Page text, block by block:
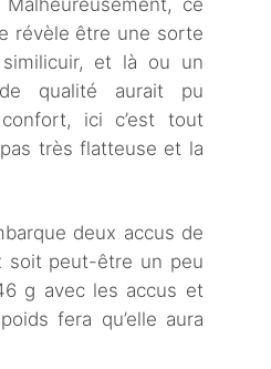
ce
révèle être une sorte
et là ou un
qualité aurait pu
ici c’est tout
très flatteuse et la
deux accus de
soit peut-être un peu
g avec les accus et
fera qu’elle aura